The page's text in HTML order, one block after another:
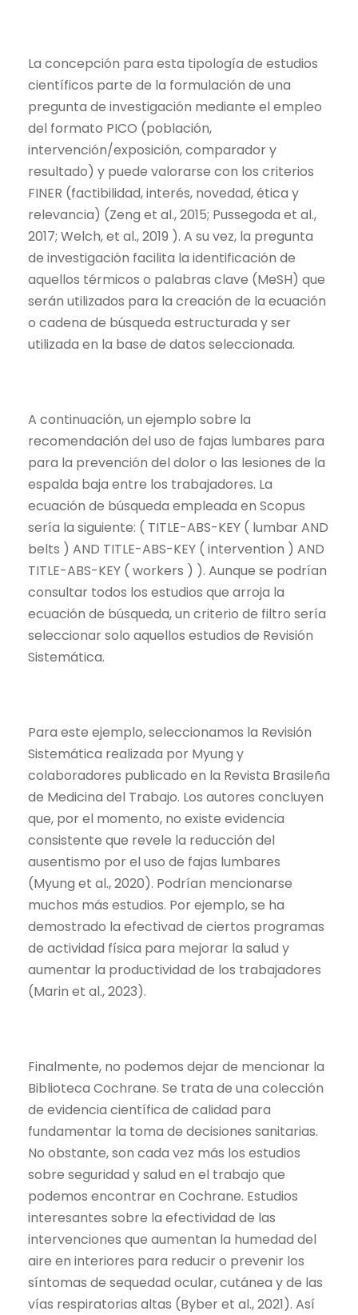
La concepción para esta tipología de estudios
científicos parte de la formulación de una
pregunta de investigación mediante el empleo
del formato PICO (población,
intervención/exposición, comparador y
resultado) y puede valorarse con los criterios
FINER (factibilidad, interés, novedad, ética y
relevancia) (Zeng et al., 2015; Pussegoda et al.,
2017; Welch, et al., 2019 ). A su vez, la pregunta
de investigación facilita la identificación de
aquellos térmicos o palabras clave (MeSH) que
serán utilizados para la creación de la ecuación
o cadena de búsqueda estructurada y ser
utilizada en la base de datos seleccionada.
A continuación, un ejemplo sobre la
recomendación del uso de fajas lumbares para
para la prevención del dolor o las lesiones de la
espalda baja entre los trabajadores. La
ecuación de búsqueda empleada en Scopus
sería la siguiente: ( TITLE-ABS-KEY ( lumbar AND
belts ) AND TITLE-ABS-KEY ( intervention ) AND
TITLE-ABS-KEY ( workers ) ). Aunque se podrían
consultar todos los estudios que arroja la
ecuación de búsqueda, un criterio de filtro sería
seleccionar solo aquellos estudios de Revisión
Sistemática.
Para este ejemplo, seleccionamos la Revisión
Sistemática realizada por Myung y
colaboradores publicado en la Revista Brasileña
de Medicina del Trabajo. Los autores concluyen
que, por el momento, no existe evidencia
consistente que revele la reducción del
ausentismo por el uso de fajas lumbares
(Myung et al., 2020). Podrían mencionarse
muchos más estudios. Por ejemplo, se ha
demostrado la efectivad de ciertos programas
de actividad física para mejorar la salud y
aumentar la productividad de los trabajadores
(Marin et al., 2023).
Finalmente, no podemos dejar de mencionar la
Biblioteca Cochrane. Se trata de una colección
de evidencia científica de calidad para
fundamentar la toma de decisiones sanitarias.
No obstante, son cada vez más los estudios
sobre seguridad y salud en el trabajo que
podemos encontrar en Cochrane. Estudios
interesantes sobre la efectividad de las
intervenciones que aumentan la humedad del
aire en interiores para reducir o prevenir los
síntomas de sequedad ocular, cutánea y de las
vías respiratorias altas (Byber et al., 2021). Así